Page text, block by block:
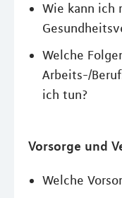
Wie kann ich
Welche
Arbeits-/
ich tun?
Vorsorge und
Welche